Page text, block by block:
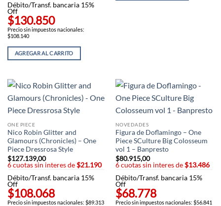
Débito/Transf. bancaria 15%
Off
$130.850
Precio sin impuestos nacionales:
$108.140
AGREGAR AL CARRITO
ONE PIECE
Nico Robin Glitter and
Glamours (Chronicles) – One
Piece Dressrosa Style
$127.139,00
6 cuotas sin interes de$21.190
Débito/Transf. bancaria 15%
Off
$108.068
Precio sin impuestos nacionales: $89.313
NOVEDADES
Figura de Doflamingo – One
Piece SCulture Big Colosseum
vol 1 – Banpresto
$80.915,00
6 cuotas sin interes de$13.486
Débito/Transf. bancaria 15%
Off
$68.778
Precio sin impuestos nacionales: $56.841